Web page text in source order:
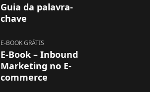
Guia da palavra-
chave
E-BOOK GRÁTIS
E-Book – Inbound
Marketing no E-
commerce